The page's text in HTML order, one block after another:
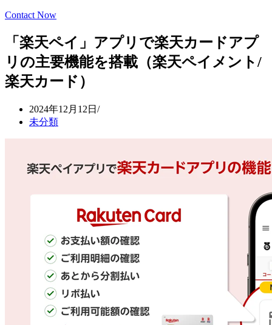
Contact Now
「楽天ペイ」アプリで楽天カードアプ
リの主要機能を搭載（楽天ペイメント/
楽天カード）
2024年12月12日
未分類